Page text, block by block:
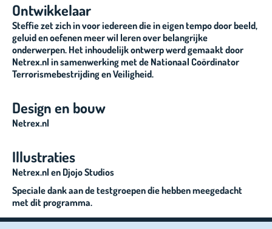
Ontwikkelaar
Steffie zet zich in voor iedereen die in eigen tempo door beeld,
geluid en oefenen meer wil leren over belangrijke
onderwerpen. Het inhoudelijk ontwerp werd gemaakt door
Netrex.nl in samenwerking met de Nationaal Coördinator
Terrorismebestrijding en Veiligheid.
Design en bouw
Netrex.nl
Illustraties
Netrex.nl en Djojo Studios
Speciale dank aan de testgroepen die hebben meegedacht
met dit programma.